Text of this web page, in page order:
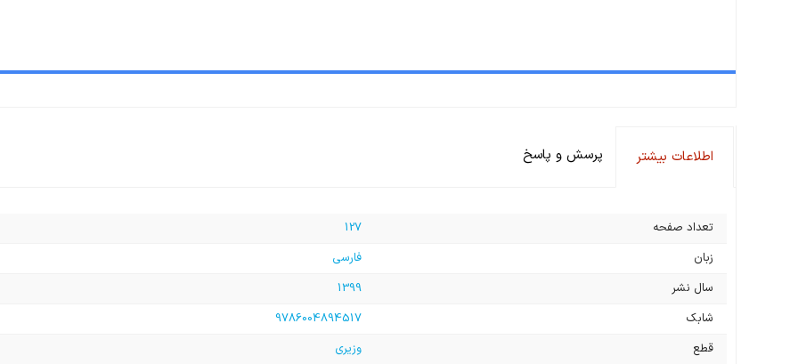
اطلاعات بیشتر پرسش و پاسخ
تعداد صفحه
127
زبان
فارسی
سال نشر
1399
شابک
9786004894517
قطع
وزیری